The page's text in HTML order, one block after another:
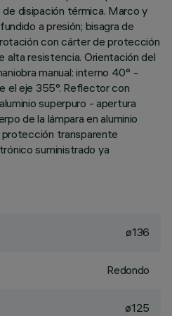
disipación térmica. Marco y
a presión; bisagra de
con cárter de protección
alta resistencia. Orientación del
manual: interno 40° -
el eje 355°. Reflector con
superpuro - apertura
de la lámpara en aluminio
protección transparente
suministrado ya
ø136
Redondo
ø125